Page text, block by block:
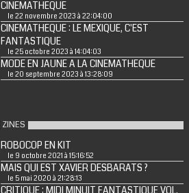
CINEMATHEQUE
le 22 novembre 2023 à 22:04:00
CINEMATHEQUE : LE MEXIQUE, C'EST
FANTASTIQUE
le 25 octobre 2023 à 14:04:03
MODE EN JAUNE A LA CINEMATHEQUE
le 20 septembre 2023 à 13:28:09
ZINES
ROBOCOP EN KIT
le 9 octobre 2021 à 15:16:52
MAIS QUI EST XAVIER DESBARATS ?
le 5 mai 2020 à 21:28:13